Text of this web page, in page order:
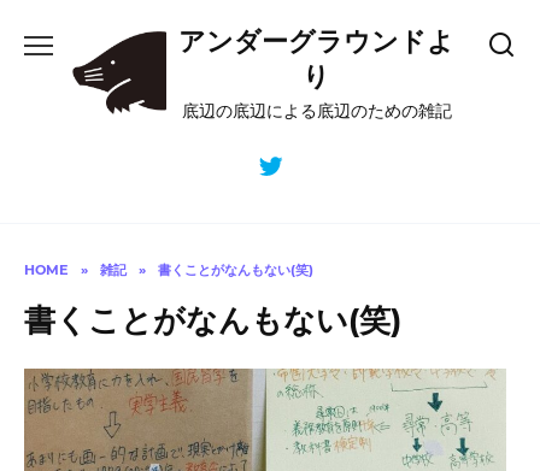
content
アンダーグラウンドよ
り
底辺の底辺による底辺のための雑記
HOME » 雑記 » 書くことがなんもない(笑)
書くことがなんもない(笑)